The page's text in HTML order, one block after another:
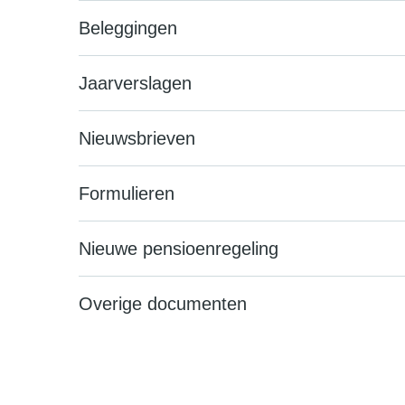
Beleggingen
Jaarverslagen
Nieuwsbrieven
Formulieren
Nieuwe pensioenregeling
Overige documenten